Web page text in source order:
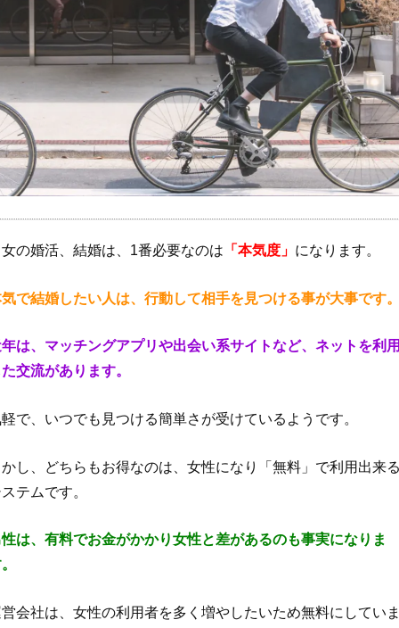
の婚活、結婚は、1番必要なのは 「本気度」 になります。
で結婚したい人は、行動して相手を見つける事が大事です。
は、マッチングアプリや出会い系サイトなど、ネットを利用
交流があります。
で、いつでも見つける簡単さが受けているようです。
し、どちらもお得なのは、女性になり「無料」で利用出来る
テムです。
は、有料でお金がかかり女性と差があるのも事実になりま
会社は、女性の利用者を多く増やしたいため無料にしていま